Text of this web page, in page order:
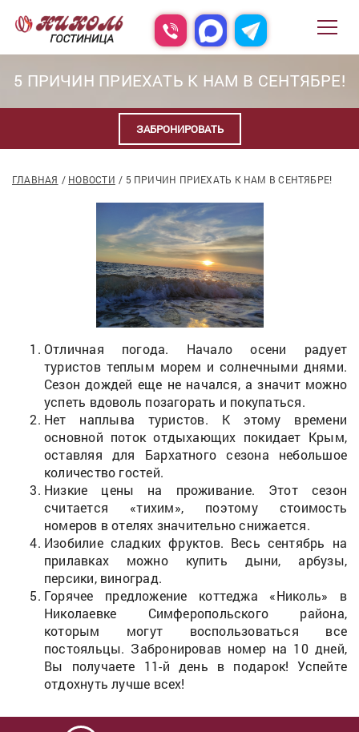
5 ПРИЧИН ПРИЕХАТЬ К НАМ В СЕНТЯБРЕ!
ЗАБРОНИРОВАТЬ
ГЛАВНАЯ НОВОСТИ 5 ПРИЧИН ПРИЕХАТЬ К НАМ В СЕНТЯБРЕ!
Отличная погода. Начало осени радует
туристов теплым морем и солнечными днями.
Сезон дождей еще не начался, а значит можно
успеть вдоволь позагорать и покупаться.
Нет наплыва туристов. К этому времени
основной поток отдыхающих покидает Крым,
оставляя для Бархатного сезона небольшое
количество гостей.
Низкие цены на проживание. Этот сезон
считается «тихим», поэтому стоимость
номеров в отелях значительно снижается.
Изобилие сладких фруктов. Весь сентябрь на
прилавках можно купить дыни, арбузы,
персики, виноград.
Горячее предложение коттеджа «Николь» в
Николаевке Симферопольского района,
которым могут воспользоваться все
постояльцы. Забронировав номер на 10 дней,
Вы получаете 11-й день в подарок! Успейте
отдохнуть лучше всех!